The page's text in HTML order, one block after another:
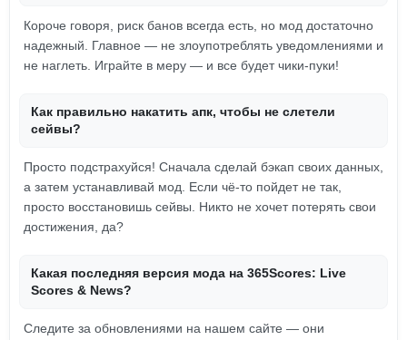
Короче говоря, риск банов всегда есть, но мод достаточно
надежный. Главное — не злоупотреблять уведомлениями и
не наглеть. Играйте в меру — и все будет чики-пуки!
Как правильно накатить апк, чтобы не слетели
сейвы?
Просто подстрахуйся! Сначала сделай бэкап своих данных,
а затем устанавливай мод. Если чё-то пойдет не так,
просто восстановишь сейвы. Никто не хочет потерять свои
достижения, да?
Какая последняя версия мода на 365Scores: Live
Scores & News?
Следите за обновлениями на нашем сайте — они